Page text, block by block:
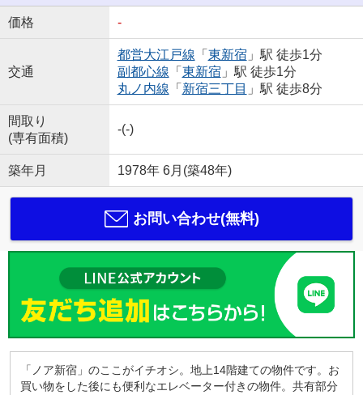
価格 -
交通
都営大江戸線 「 東新宿 」駅 徒歩1分
副都心線 「 東新宿 」駅 徒歩1分
丸ノ内線 「 新宿三丁目 」駅 徒歩8分
間取り
(専有面積)
-(-)
築年月 1978年 6月(築48年)
お問い合わせ(無料)
「ノア新宿」のここがイチオシ。地上14階建ての物件です。お
買い物をした後にも便利なエレベーター付きの物件。共有部分